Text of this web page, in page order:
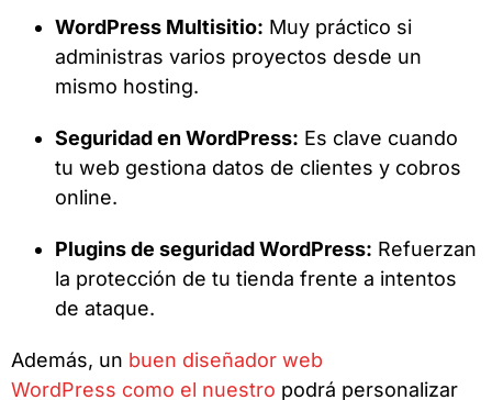
WordPress Multisitio: Muy práctico si
administras varios proyectos desde un
mismo hosting.
Seguridad en WordPress: Es clave cuando
tu web gestiona datos de clientes y cobros
online.
Plugins de seguridad WordPress: Refuerzan
la protección de tu tienda frente a intentos
de ataque.
Además, un buen diseñador web
WordPress como el nuestro podrá personalizar